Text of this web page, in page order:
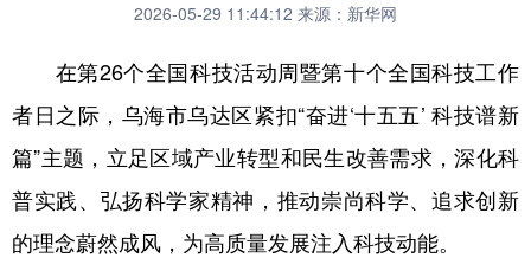
全球连线
科技 科创 量子 体育
文化 书画 健康 军事
法律 中央文件 金融
2026-05-29 11:44:12 来源：新华网
在第26个全国科技活动周暨第十个全国科技工作
者日之际，乌海市乌达区紧扣“奋进‘十五五’ 科技谱新
篇”主题，立足区域产业转型和民生改善需求，深化科
普实践、弘扬科学家精神，推动崇尚科学、追求创新
的理念蔚然成风，为高质量发展注入科技动能。